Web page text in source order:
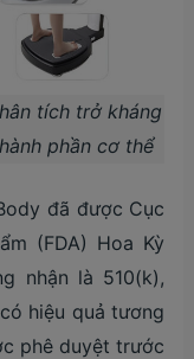
tích trở kháng
phần cơ thể
đã được Cục
(FDA) Hoa Kỳ
nhận là 510(k),
hiệu quả tương
phê duyệt trước